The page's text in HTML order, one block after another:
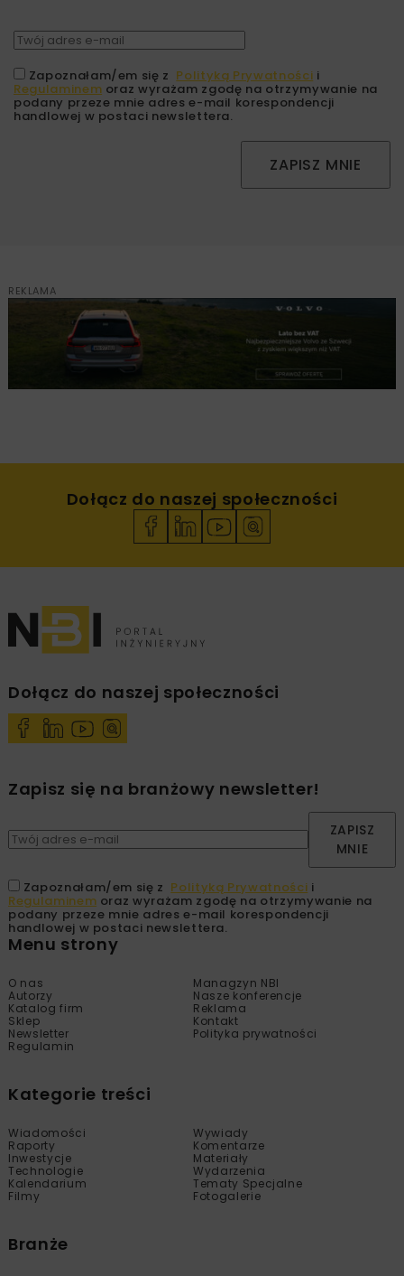
Zapoznałam/em się z Polityką Prywatności i
Regulaminem oraz wyrażam zgodę na otrzymywanie na
podany przeze mnie adres e-mail korespondencji
handlowej w postaci newslettera.
ZAPISZ MNIE
REKLAMA
Dołącz do naszej społeczności
Dołącz do naszej społeczności
Zapisz się na branżowy newsletter!
ZAPISZ
MNIE
Zapoznałam/em się z Polityką Prywatności i
Regulaminem oraz wyrażam zgodę na otrzymywanie na
podany przeze mnie adres e-mail korespondencji
handlowej w postaci newslettera.
Menu strony
O nas
Managzyn NBI
Autorzy
Nasze konferencje
Katalog firm
Reklama
Sklep
Kontakt
Newsletter
Polityka prywatności
Regulamin
Kategorie treści
Wiadomości
Wywiady
Raporty
Komentarze
Inwestycje
Materiały
Technologie
Wydarzenia
Kalendarium
Tematy Specjalne
Filmy
Fotogalerie
Branże